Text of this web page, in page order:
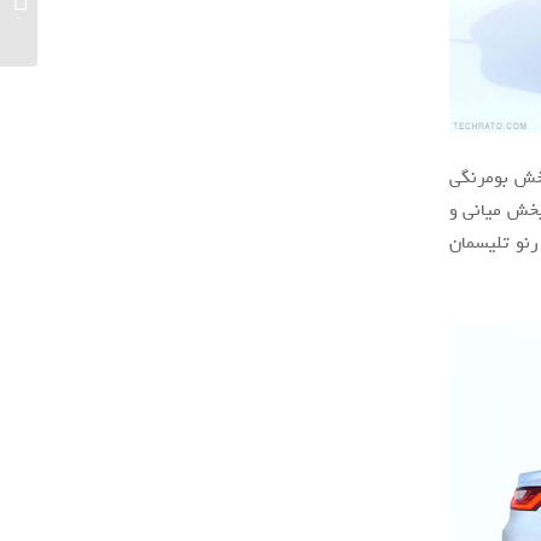
بخش بومرنگی
شرکت رنو در بخش میانی و
تلیسمان